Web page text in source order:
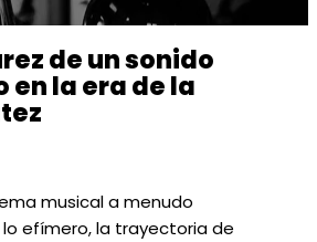
de un sonido
en la era de la
musical a menudo
efímero, la trayectoria de